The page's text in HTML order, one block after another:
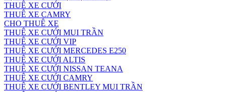
THUÊ XE CƯỚI
THUÊ XE CAMRY
CHO THUÊ XE
THUÊ XE CƯỚI MUI TRẦN
THUÊ XE CƯỚI VIP
THUÊ XE CƯỚI MERCEDES E250
THUÊ XE CƯỚI ALTIS
THUÊ XE CƯỚI NISSAN TEANA
THUÊ XE CƯỚI CAMRY
THUÊ XE CƯỚI BENTLEY MUI TRẦN